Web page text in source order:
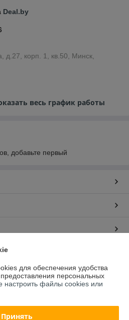
Deal.by
д.27, корп. 1, кв.50, Минск,
весь график работы
добавьте первый
для обеспечения удобства
персональных
настроить файлы cookies или
Принять